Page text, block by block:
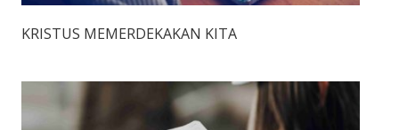
KRISTUS MEMERDEKAKAN KITA